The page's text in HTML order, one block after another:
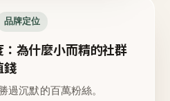
品牌定位
為什麼小而精的社群
錢
過沉默的百萬粉絲。